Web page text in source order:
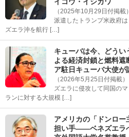
（2025年10月29日付掲
派遣したトランプ米政府
ズエラ沖を航行 […]
キューバは今、どう
よる経済封鎖と燃料
ア駐日キューバ大使が
（2026年5月25日付掲載
ズエラに侵攻して同国の
ランに対する大規模 […]
アメリカの「ドンロ
担い手――ベネズエラ